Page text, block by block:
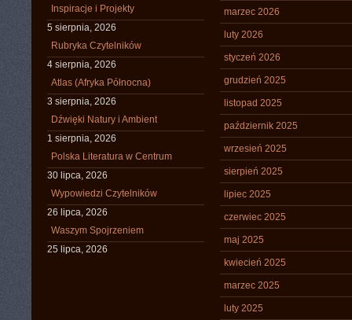
Inspiracje i Projekty
5 sierpnia, 2026
Rubryka Czytelników
4 sierpnia, 2026
Atlas (Afryka Północna)
3 sierpnia, 2026
Dźwięki Natury i Ambient
1 sierpnia, 2026
Polska Literatura w Centrum
30 lipca, 2026
Wypowiedzi Czytelników
26 lipca, 2026
Waszym Spojrzeniem
25 lipca, 2026
marzec 2026
luty 2026
styczeń 2026
grudzień 2025
listopad 2025
październik 2025
wrzesień 2025
sierpień 2025
lipiec 2025
czerwiec 2025
maj 2025
kwiecień 2025
marzec 2025
luty 2025